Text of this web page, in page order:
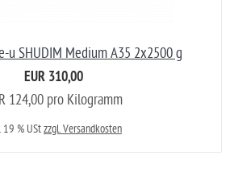
u SHUDIM Medium A35 2x2500 g
EUR 310,00
124,00 pro Kilogramm
19 % UStzzgl. Versandkosten